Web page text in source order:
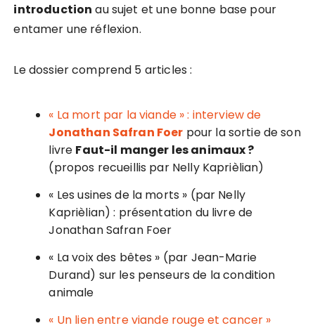
introduction au sujet et une bonne base pour
entamer une réflexion.
Le dossier comprend 5 articles :
« La mort par la viande » : interview de
Jonathan Safran Foer pour la sortie de son
livre Faut-il manger les animaux ?
(propos recueillis par Nelly Kaprièlian)
« Les usines de la morts » (par Nelly
Kaprièlian) : présentation du livre de
Jonathan Safran Foer
« La voix des bêtes » (par Jean-Marie
Durand) sur les penseurs de la condition
animale
« Un lien entre viande rouge et cancer »